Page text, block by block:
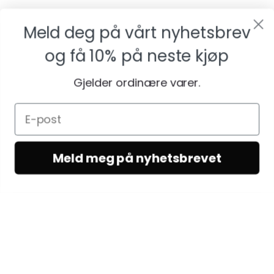
Meld deg på vårt nyhetsbrev
og få 10% på neste kjøp
Gjelder ordinære varer.
Meld meg på nyhetsbrevet